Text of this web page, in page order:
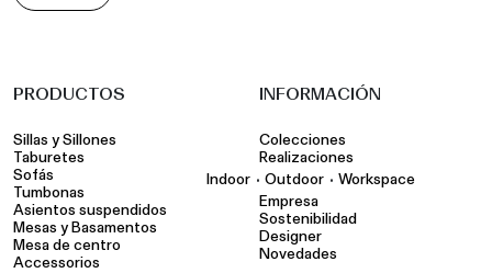
PRODUCTOS
Sillas y Sillones
Taburetes
Sofás
Tumbonas
Asientos suspendidos
Mesas y Basamentos
Mesa de centro
Accessorios
INFORMACIÓN
Colecciones
Realizaciones
Indoor • Outdoor • Workspace
Empresa
Sostenibilidad
Designer
Novedades